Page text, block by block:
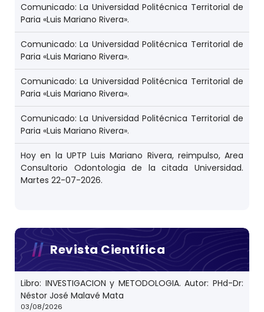
Comunicado: La Universidad Politécnica Territorial de
Paria «Luis Mariano Rivera».
Comunicado: La Universidad Politécnica Territorial de
Paria «Luis Mariano Rivera».
Comunicado: La Universidad Politécnica Territorial de
Paria «Luis Mariano Rivera».
Comunicado: La Universidad Politécnica Territorial de
Paria «Luis Mariano Rivera».
Hoy en la UPTP Luis Mariano Rivera, reimpulso, Area
Consultorio Odontologia de la citada Universidad.
Martes 22-07-2026.
Revista Científica
Libro: INVESTIGACION y METODOLOGIA. Autor: PHd-Dr:
Néstor José Malavé Mata
03/08/2026